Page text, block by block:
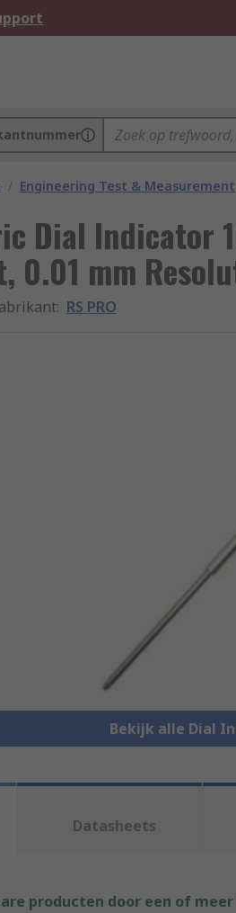
/ Engineering Test & Measurement
Dial Indicator
0.01 mm
: RS PRO
Bekijk alle Dial
Datasheets
producten door een of